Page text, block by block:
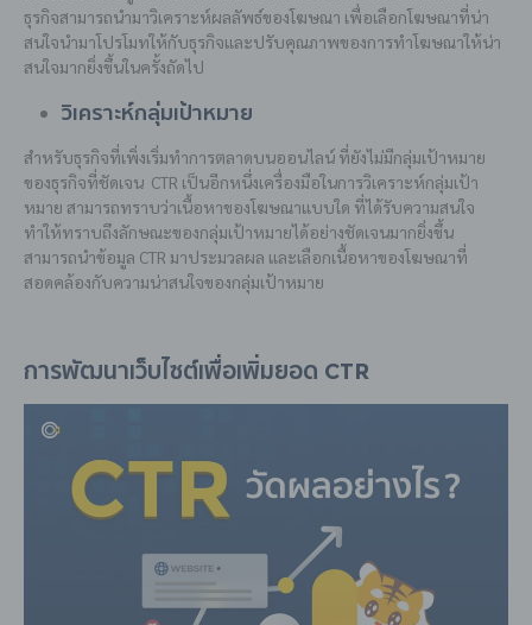
ธุรกิจสามารถนำมาวิเคราะห์ผลลัพธ์ของโฆษณา เพื่อเลือกโฆษณาที่น่า
สนใจนำมาโปรโมทให้กับธุรกิจและปรับคุณภาพของการทำโฆษณาให้น่า
สนใจมากยิ่งขึ้นในครั้งถัดไป
วิเคราะห์กลุ่มเป้าหมาย
สำหรับธุรกิจที่เพิ่งเริ่มทำการตลาดบนออนไลน์ ที่ยังไม่มีกลุ่มเป้าหมาย
ของธุรกิจที่ชัดเจน CTR เป็นอีกหนึ่งเครื่องมือในการวิเคราะห์กลุ่มเป้า
หมาย สามารถทราบว่าเนื้อหาของโฆษณาแบบใด ที่ได้รับความสนใจ
ทำให้ทราบถึงลักษณะของกลุ่มเป้าหมายได้อย่างชัดเจนมากยิ่งขึ้น
สามารถนำข้อมูล CTR มาประมวลผล และเลือกเนื้อหาของโฆษณาที่
สอดคล้องกับความน่าสนใจของกลุ่มเป้าหมาย
การพัฒนาเว็บไซต์เพื่อเพิ่มยอด CTR